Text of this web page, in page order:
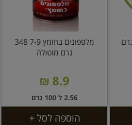
מלפפונים בחומץ 7-9 348
גרם מוטולה
8.9 ₪
2.56 ל 100 גרם
הוספה לסל +